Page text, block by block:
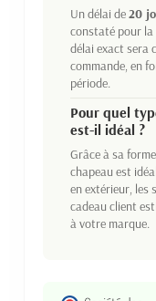
Un délai de20
constaté pour la
délai exact sera
commande, en
période.
Pour quel
est-il idéal ?
Grâce à sa
chapeau est
en extérieur, les
cadeau client
à votre marque.